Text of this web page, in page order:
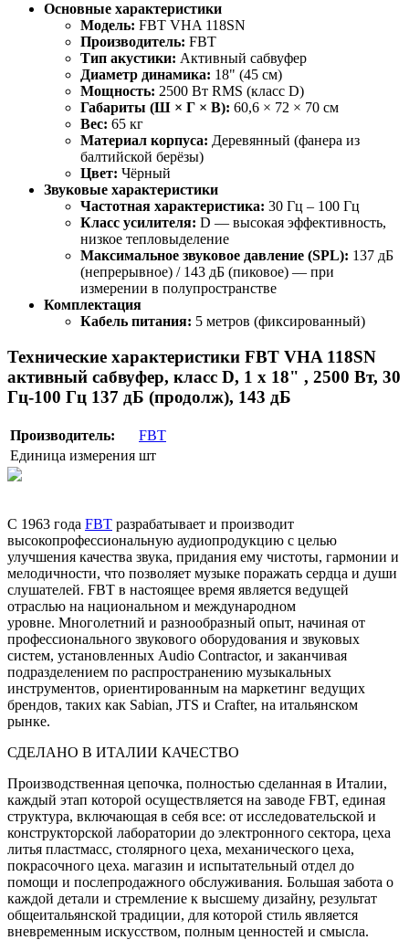
Основные характеристики
Модель: FBT VHA 118SN
Производитель: FBT
Тип акустики: Активный сабвуфер
Диаметр динамика: 18" (45 см)
Мощность: 2500 Вт RMS (класс D)
Габариты (Ш × Г × В): 60,6 × 72 × 70 см
Вес: 65 кг
Материал корпуса: Деревянный (фанера из
балтийской берёзы)
Цвет: Чёрный
Звуковые характеристики
Частотная характеристика: 30 Гц – 100 Гц
Класс усилителя: D — высокая эффективность,
низкое тепловыделение
Максимальное звуковое давление (SPL): 137 дБ
(непрерывное) / 143 дБ (пиковое) — при
измерении в полупространстве
Комплектация
Кабель питания: 5 метров (фиксированный)
Технические характеристики FBT VHA 118SN
активный сабвуфер, класс D, 1 х 18" , 2500 Вт, 30
Гц-100 Гц 137 дБ (продолж), 143 дБ
Производитель:
FBT
Единица измерения шт
С 1963 года FBT разрабатывает и производит
высокопрофессиональную аудиопродукцию с целью
улучшения качества звука, придания ему чистоты, гармонии и
мелодичности, что позволяет музыке поражать сердца и души
слушателей. FBT в настоящее время является ведущей
отраслью на национальном и международном
уровне. Многолетний и разнообразный опыт, начиная от
профессионального звукового оборудования и звуковых
систем, установленных Audio Contractor, и заканчивая
подразделением по распространению музыкальных
инструментов, ориентированным на маркетинг ведущих
брендов, таких как Sabian, JTS и Crafter, на итальянском
рынке.
СДЕЛАНО В ИТАЛИИ КАЧЕСТВО
Производственная цепочка, полностью сделанная в Италии,
каждый этап которой осуществляется на заводе FBT, единая
структура, включающая в себя все: от исследовательской и
конструкторской лаборатории до электронного сектора, цеха
литья пластмасс, столярного цеха, механического цеха,
покрасочного цеха. магазин и испытательный отдел до
помощи и послепродажного обслуживания. Большая забота о
каждой детали и стремление к высшему дизайну, результат
общеитальянской традиции, для которой стиль является
вневременным искусством, полным ценностей и смысла.